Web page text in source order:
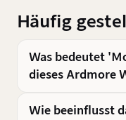
Häufig
Was bedeutet
dieses Ardmore
Wie beeinflusst